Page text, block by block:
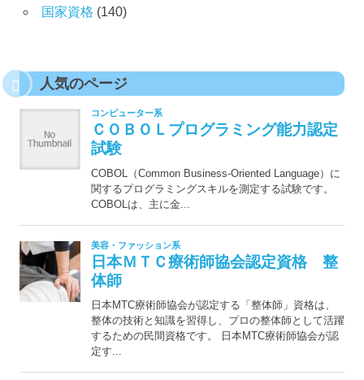
国家資格 (140)
人気のページ